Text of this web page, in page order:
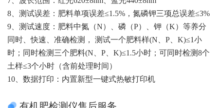
8、测试误差：肥料单项误差≤1.5%，氮磷钾三项总误差≤3%
9、测试速度：肥料中氮（N）、磷（P）、钾（K）等养分
同时、快速、准确检测， 测试一个肥料样(N、P、K)≤1小
时；同时检测三个肥料(N、P、K)≤1.5小时；可同时检测8个
土样≤3个小时（含前处理时间）
10、数据打印：内置新型一键式热敏打印机